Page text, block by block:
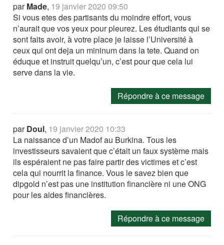
parMade, 19 janvier 2020 09:50
Si vous etes des partisants du moindre effort, vous
n’aurait que vos yeux pour pleurez. Les étudiants qui se
sont faits avoir, à votre place je laisse l’Université à
ceux qui ont deja un mininum dans la tete. Quand on
éduque et instruit quelqu’un, c’est pour que cela lui
serve dans la vie.
Répondre à ce message
parDoul, 19 janvier 2020 10:33
La naissance d’un Madof au Burkina. Tous les
investisseurs savaient que c’était un faux système mais
ils espéraient ne pas faire partir des victimes et c’est
cela qui nourrit la finance. Vous le savez bien que
dipgold n’est pas une institution financière ni une ONG
pour les aides financières.
Répondre à ce message